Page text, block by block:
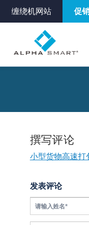
缠绕机网站 促
撰写评论
小型货物高速打
发表评论